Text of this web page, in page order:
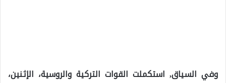
وفي السياق, استكملت القوات التركية والروسية، الإثنين،